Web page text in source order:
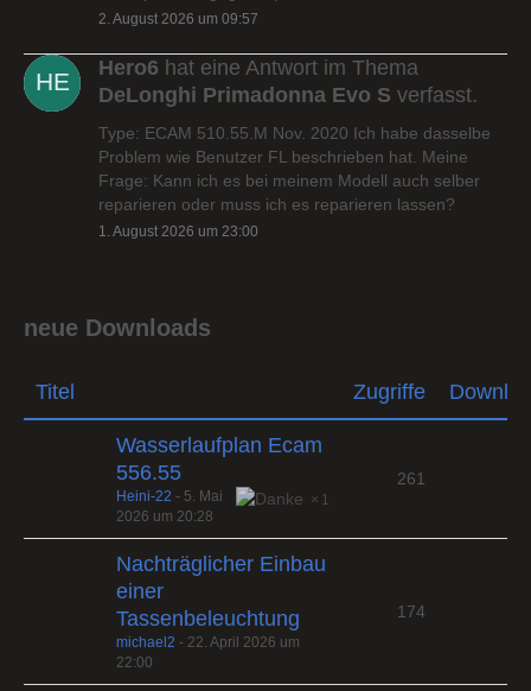
2. August 2026 um 09:57
Hero6 hat eine Antwort im Thema
DeLonghi Primadonna Evo S verfasst.
Type: ECAM 510.55.M Nov. 2020 Ich habe dasselbe
Problem wie Benutzer FL beschrieben hat. Meine
Frage: Kann ich es bei meinem Modell auch selber
reparieren oder muss ich es reparieren lassen?
1. August 2026 um 23:00
neue Downloads
Titel Zugriffe
Wasserlaufplan Ecam
556.55
1
Heini-22 - 5. Mai
2026 um 20:28
261
Nachträglicher Einbau
einer
Tassenbeleuchtung
michael2 - 22. April 2026 um
22:00
174